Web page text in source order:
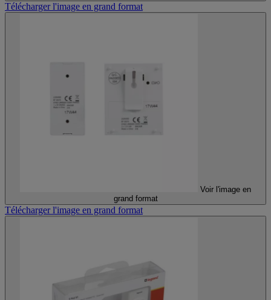
Télécharger l'image en grand format
Voir l'image en
grand format
Télécharger l'image en grand format